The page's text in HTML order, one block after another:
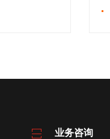
业务咨询